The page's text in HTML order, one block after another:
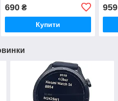
690₴
Купити
959